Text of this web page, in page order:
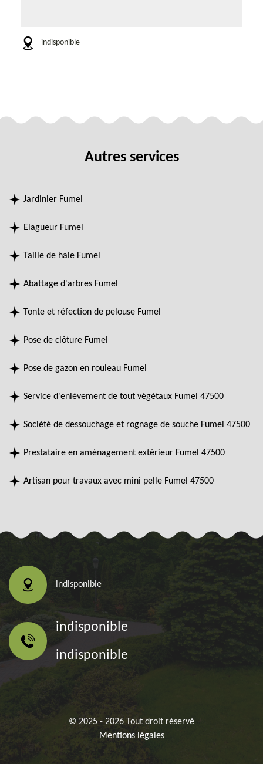
indisponible
Autres services
Jardinier Fumel
Elagueur Fumel
Taille de haie Fumel
Abattage d'arbres Fumel
Tonte et réfection de pelouse Fumel
Pose de clôture Fumel
Pose de gazon en rouleau Fumel
Service d'enlèvement de tout végétaux Fumel 47500
Société de dessouchage et rognage de souche Fumel 47500
Prestataire en aménagement extérieur Fumel 47500
Artisan pour travaux avec mini pelle Fumel 47500
indisponible
indisponible
indisponible
© 2025 - 2026 Tout droit réservé
Mentions légales